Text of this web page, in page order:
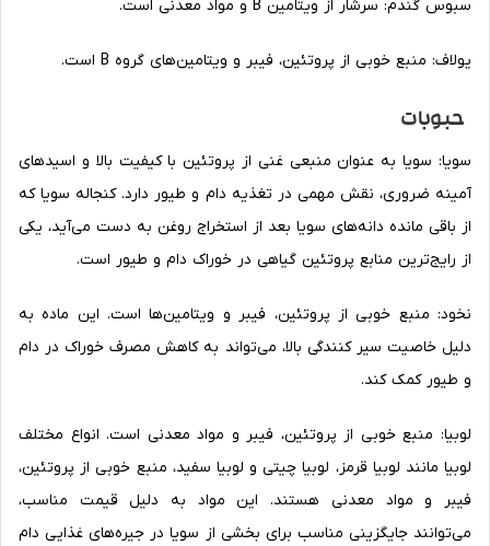
سبوس گندم: سرشار از ویتامین B و مواد معدنی است.
یولاف: منبع خوبی از پروتئین، فیبر و ویتامین‌های گروه B است.
حبوبات
سویا: سویا به عنوان منبعی غنی از پروتئین با کیفیت بالا و اسیدهای
آمینه ضروری، نقش مهمی ‌در تغذیه دام و طیور دارد. کنجاله سویا که
از باقی مانده دانه‌های سویا بعد از استخراج روغن به دست می‌آید، یکی
از رایج‌ترین منابع پروتئین گیاهی در خوراک دام و طیور است.
نخود: منبع خوبی از پروتئین، فیبر و ویتامین‌ها است. این ماده به
دلیل خاصیت سیر کنندگی بالا، می‌تواند به کاهش مصرف خوراک در دام
و طیور کمک کند.
لوبیا: منبع خوبی از پروتئین، فیبر و مواد معدنی است. انواع مختلف
لوبیا مانند لوبیا قرمز، لوبیا چیتی و لوبیا سفید، منبع خوبی از پروتئین،
فیبر و مواد معدنی هستند. این مواد به دلیل قیمت مناسب،
می‌توانند جایگزینی مناسب برای بخشی از سویا در جیره‌های غذایی دام